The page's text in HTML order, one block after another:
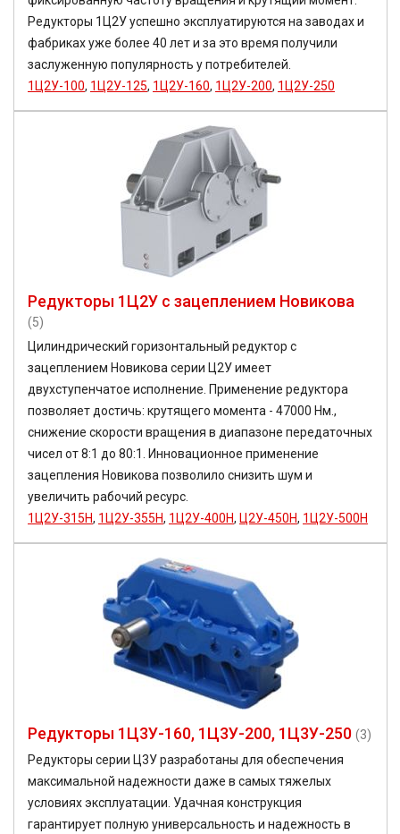
Редукторы 1Ц2У успешно эксплуатируются на заводах и
фабриках уже более 40 лет и за это время получили
заслуженную популярность у потребителей.
1Ц2У-100, 1Ц2У-125, 1Ц2У-160, 1Ц2У-200, 1Ц2У-250
Редукторы 1Ц2У с зацеплением Новикова
(5)
Цилиндрический горизонтальный редуктор с
зацеплением Новикова серии Ц2У имеет
двухступенчатое исполнение. Применение редуктора
позволяет достичь: крутящего момента - 47000 Нм.,
снижение скорости вращения в диапазоне передаточных
чисел от 8:1 до 80:1. Инновационное применение
зацепления Новикова позволило снизить шум и
увеличить рабочий ресурс.
1Ц2У-315Н, 1Ц2У-355Н, 1Ц2У-400Н, Ц2У-450Н, 1Ц2У-500Н
Редукторы 1Ц3У-160, 1Ц3У-200, 1Ц3У-250 (3)
Редукторы серии Ц3У разработаны для обеспечения
максимальной надежности даже в самых тяжелых
условиях эксплуатации. Удачная конструкция
гарантирует полную универсальность и надежность в